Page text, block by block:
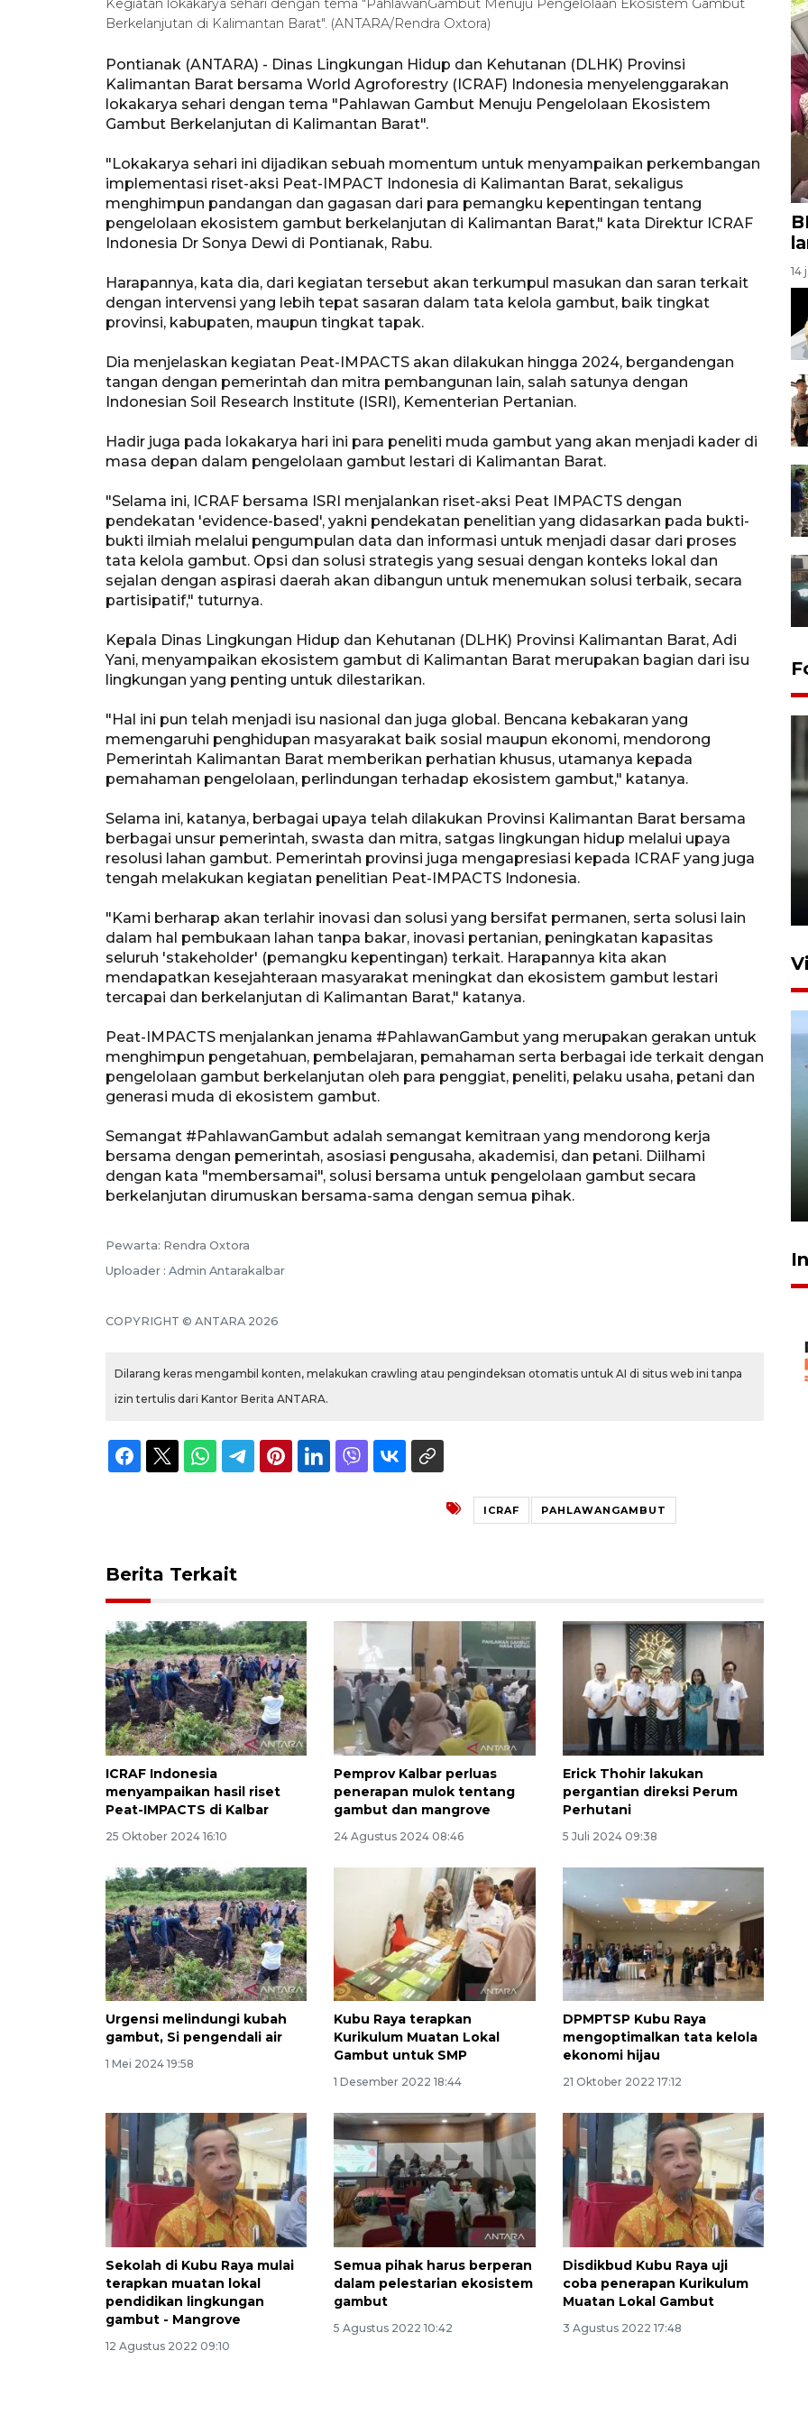
Kegiatan lokakarya sehari dengan tema "PahlawanGambut Menuju Pengelolaan Ekosistem Gambut
Berkelanjutan di Kalimantan Barat". (ANTARA/Rendra Oxtora)
Pontianak (ANTARA) - Dinas Lingkungan Hidup dan Kehutanan (DLHK) Provinsi
Kalimantan Barat bersama World Agroforestry (ICRAF) Indonesia menyelenggarakan
lokakarya sehari dengan tema "Pahlawan Gambut Menuju Pengelolaan Ekosistem
Gambut Berkelanjutan di Kalimantan Barat".
"Lokakarya sehari ini dijadikan sebuah momentum untuk menyampaikan perkembangan
implementasi riset-aksi Peat-IMPACT Indonesia di Kalimantan Barat, sekaligus
menghimpun pandangan dan gagasan dari para pemangku kepentingan tentang
pengelolaan ekosistem gambut berkelanjutan di Kalimantan Barat," kata Direktur ICRAF
Indonesia Dr Sonya Dewi di Pontianak, Rabu.
Harapannya, kata dia, dari kegiatan tersebut akan terkumpul masukan dan saran terkait
dengan intervensi yang lebih tepat sasaran dalam tata kelola gambut, baik tingkat
provinsi, kabupaten, maupun tingkat tapak.
Dia menjelaskan kegiatan Peat-IMPACTS akan dilakukan hingga 2024, bergandengan
tangan dengan pemerintah dan mitra pembangunan lain, salah satunya dengan
Indonesian Soil Research Institute (ISRI), Kementerian Pertanian.
Hadir juga pada lokakarya hari ini para peneliti muda gambut yang akan menjadi kader di
masa depan dalam pengelolaan gambut lestari di Kalimantan Barat.
"Selama ini, ICRAF bersama ISRI menjalankan riset-aksi Peat IMPACTS dengan
pendekatan 'evidence-based', yakni pendekatan penelitian yang didasarkan pada bukti-
bukti ilmiah melalui pengumpulan data dan informasi untuk menjadi dasar dari proses
tata kelola gambut. Opsi dan solusi strategis yang sesuai dengan konteks lokal dan
sejalan dengan aspirasi daerah akan dibangun untuk menemukan solusi terbaik, secara
partisipatif," tuturnya.
Kepala Dinas Lingkungan Hidup dan Kehutanan (DLHK) Provinsi Kalimantan Barat, Adi
Yani, menyampaikan ekosistem gambut di Kalimantan Barat merupakan bagian dari isu
lingkungan yang penting untuk dilestarikan.
"Hal ini pun telah menjadi isu nasional dan juga global. Bencana kebakaran yang
memengaruhi penghidupan masyarakat baik sosial maupun ekonomi, mendorong
Pemerintah Kalimantan Barat memberikan perhatian khusus, utamanya kepada
pemahaman pengelolaan, perlindungan terhadap ekosistem gambut," katanya.
Selama ini, katanya, berbagai upaya telah dilakukan Provinsi Kalimantan Barat bersama
berbagai unsur pemerintah, swasta dan mitra, satgas lingkungan hidup melalui upaya
resolusi lahan gambut. Pemerintah provinsi juga mengapresiasi kepada ICRAF yang juga
tengah melakukan kegiatan penelitian Peat-IMPACTS Indonesia.
"Kami berharap akan terlahir inovasi dan solusi yang bersifat permanen, serta solusi lain
dalam hal pembukaan lahan tanpa bakar, inovasi pertanian, peningkatan kapasitas
seluruh 'stakeholder' (pemangku kepentingan) terkait. Harapannya kita akan
mendapatkan kesejahteraan masyarakat meningkat dan ekosistem gambut lestari
tercapai dan berkelanjutan di Kalimantan Barat," katanya.
Peat-IMPACTS menjalankan jenama #PahlawanGambut yang merupakan gerakan untuk
menghimpun pengetahuan, pembelajaran, pemahaman serta berbagai ide terkait dengan
pengelolaan gambut berkelanjutan oleh para penggiat, peneliti, pelaku usaha, petani dan
generasi muda di ekosistem gambut.
Semangat #PahlawanGambut adalah semangat kemitraan yang mendorong kerja
bersama dengan pemerintah, asosiasi pengusaha, akademisi, dan petani. Diilhami
dengan kata "membersamai", solusi bersama untuk pengelolaan gambut secara
berkelanjutan dirumuskan bersama-sama dengan semua pihak.
Pewarta: Rendra Oxtora
Uploader : Admin Antarakalbar
COPYRIGHT © ANTARA 2026
Dilarang keras mengambil konten, melakukan crawling atau pengindeksan otomatis untuk AI di situs web ini tanpa
izin tertulis dari Kantor Berita ANTARA.
ICRAF PAHLAWANGAMBUT
Berita Terkait
ICRAF Indonesia
menyampaikan hasil riset
Peat-IMPACTS di Kalbar
25 Oktober 2024 16:10
Pemprov Kalbar perluas
penerapan mulok tentang
gambut dan mangrove
24 Agustus 2024 08:46
Erick Thohir lakukan
pergantian direksi Perum
Perhutani
5 Juli 2024 09:38
Urgensi melindungi kubah
gambut, Si pengendali air
1 Mei 2024 19:58
Kubu Raya terapkan
Kurikulum Muatan Lokal
Gambut untuk SMP
1 Desember 2022 18:44
DPMPTSP Kubu Raya
mengoptimalkan tata kelola
ekonomi hijau
21 Oktober 2022 17:12
Sekolah di Kubu Raya mulai
terapkan muatan lokal
pendidikan lingkungan
gambut - Mangrove
12 Agustus 2022 09:10
Semua pihak harus berperan
dalam pelestarian ekosistem
gambut
5 Agustus 2022 10:42
Disdikbud Kubu Raya uji
coba penerapan Kurikulum
Muatan Lokal Gambut
3 Agustus 2022 17:48
14
Karhutla Kalimantan Barat
terluas di Indonesia
Optimalkan aset negara,
Bulog luncurkan kawasan
bisnis di Pontianak
22 Juli 2026 17:09
Belanja turis asing beri angin
segar bagi ekonomi